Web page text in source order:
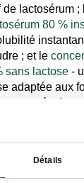
Détails
de lactosérum ;
80 %
; et le
sans lactose -
adaptée aux
de
une